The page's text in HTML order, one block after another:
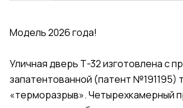
Модель 2026 года!
Уличная дверь Т-32 изготовлена с
запатентованной (патент №191195)
«терморазрыв». Четырехкамерный